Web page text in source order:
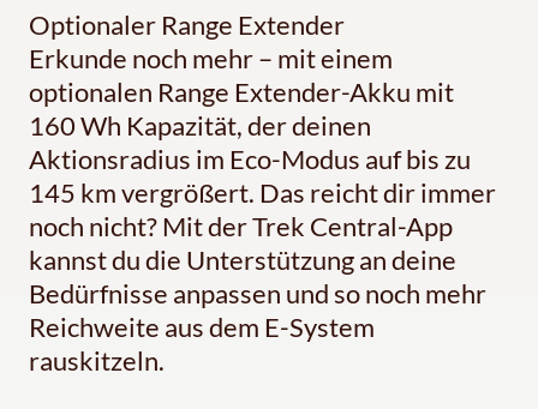
Optionaler Range Extender
Erkunde noch mehr – mit einem
optionalen Range Extender-Akku mit
160 Wh Kapazität, der deinen
Aktionsradius im Eco-Modus auf bis zu
145 km vergrößert. Das reicht dir immer
noch nicht? Mit der Trek Central-App
kannst du die Unterstützung an deine
Bedürfnisse anpassen und so noch mehr
Reichweite aus dem E-System
rauskitzeln.